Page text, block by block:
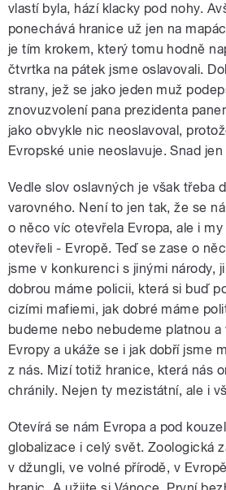
vlastí byla, hází klacky pod nohy.
ponechává hranice už jen na
je tím krokem, který tomu hodně
čtvrtka na pátek jsme oslavovali.
strany, jež se jako jeden muž
znovuzvolení pana prezidenta
jako obvykle nic neoslavoval,
Evropské unie neoslavuje. Snad jen
Vedle slov oslavných je však třeba
varovného. Není to jen tak, že se
o něco víc otevřela Evropa, ale i
otevřeli - Evropě. Teď se zase o
jsme v konkurenci s jinými národy,
dobrou máme policii, která si buď
cizími mafiemi, jak dobré máme
budeme nebo nebudeme platnou
Evropy a ukáže se i jak dobří jsme
z nás. Mizí totiž hranice, která nás
chránily. Nejen ty mezistátní, ale i
Otevírá se nám Evropa a pod
globalizace i celý svět. Zoologická
v džungli, ve volné přírodě, v